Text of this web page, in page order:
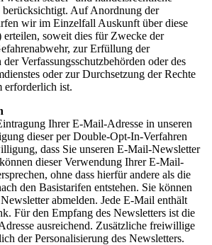
Auf Anordnung der
wir im Einzelfall Auskunft über diese
erteilen, soweit dies für Zwecke der
zur Erfüllung der
Verfassungsschutzbehörden oder des
oder zur Durchsetzung der Rechte
erforderlich ist.
Ihrer E-Mail-Adresse in unseren
dieser per Double-Opt-In-Verfahren
dass Sie unseren E-Mail-Newsletter
dieser Verwendung Ihrer E-Mail-
ohne dass hierfür andere als die
den Basistarifen entstehen. Sie können
abmelden. Jede E-Mail enthält
Für den Empfang des Newsletters ist die
ausreichend. Zusätzliche freiwillige
der Personalisierung des Newsletters.